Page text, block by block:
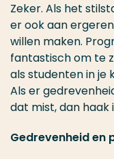
Zeker. Als het
er ook aan
willen maken.
fantastisch om te
als studenten in je
Als er
dat mist, dan haak
Gedrevenheid en